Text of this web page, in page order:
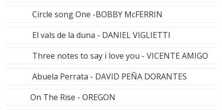
Circle song One -BOBBY McFERRIN
El vals de la duna - DANIEL VIGLIETTI
Three notes to say i love you - VICENTE AMIGO
Abuela Perrata - DAVID PEÑA DORANTES
On The Rise - OREGON